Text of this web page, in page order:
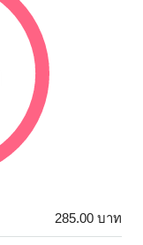
285.00 บาท